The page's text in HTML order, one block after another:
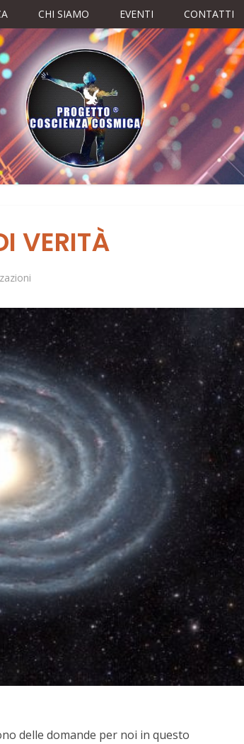
CHI SIAMO EVENTI CONTATTI
VERITÀ
delle domande per noi in questo